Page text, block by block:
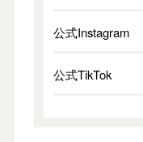
公式Instagram
公式TikTok